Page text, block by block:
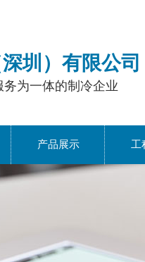
圳）有限公司
为一体的制冷企业
产品展示 工